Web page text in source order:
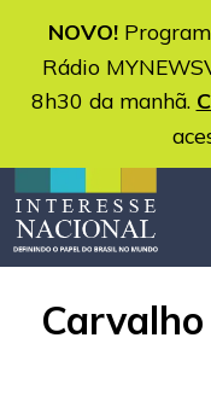
NOVO!
Rádio
8h30 da manhã.